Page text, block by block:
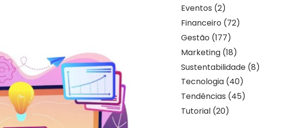
Eventos (2)
Financeiro (72)
Gestão (177)
Marketing (18)
Sustentabilidade (8)
Tecnologia (40)
Tendências (45)
Tutorial (20)